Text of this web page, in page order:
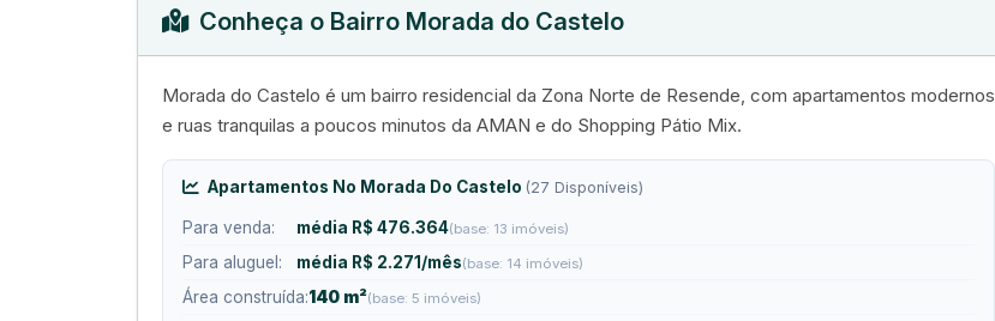
Conheça o Bairro Morada do Castelo
Morada do Castelo é um bairro residencial da Zona Norte de Resende, com apartamentos modernos
e ruas tranquilas a poucos minutos da AMAN e do Shopping Pátio Mix.
Apartamentos No Morada Do Castelo (27 Disponíveis)
Para venda: média R$ 476.364(base: 13 imóveis)
Para aluguel: média R$ 2.271/mês(base: 14 imóveis)
Área construída:140 m²(base: 5 imóveis)